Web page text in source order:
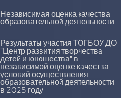
Независимая оценка качества
образовательной деятельности
Результаты участия ТОГБОУ ДО
"Центр развития творчества
детей и юношества" в
независимой оценке качества
условий осуществления
образовательной деятельности
в 2025 году